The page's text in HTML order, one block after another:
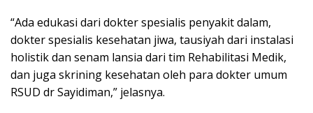
“Ada edukasi dari dokter spesialis penyakit dalam,
dokter spesialis kesehatan jiwa, tausiyah dari instalasi
holistik dan senam lansia dari tim Rehabilitasi Medik,
dan juga skrining kesehatan oleh para dokter umum
RSUD dr Sayidiman,” jelasnya.